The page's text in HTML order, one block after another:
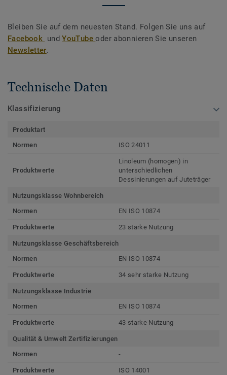
Bleiben Sie auf dem neuesten Stand. Folgen Sie uns auf
Facebook undYouTubeoder abonnieren Sie unseren
Newsletter.
Technische Daten
Klassifizierung
Produktart
Normen
ISO 24011
Produktwerte
Linoleum (homogen) in
unterschiedlichen
Dessinierungen auf Juteträger
Nutzungsklasse Wohnbereich
Normen
EN ISO 10874
Produktwerte 23 starke Nutzung
Nutzungsklasse Geschäftsbereich
Normen
EN ISO 10874
Produktwerte 34 sehr starke Nutzung
Nutzungsklasse Industrie
Normen
EN ISO 10874
Produktwerte 43 starke Nutzung
Qualität & Umwelt Zertifizierungen
Normen
-
Produktwerte ISO 14001